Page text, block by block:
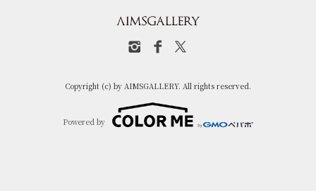
Copyright (c) by AIMSGALLERY. All rights reserved.
Powered by